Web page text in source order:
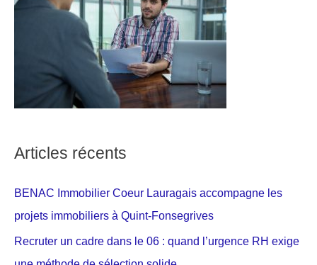
Articles récents
BENAC Immobilier Coeur Lauragais accompagne les
projets immobiliers à Quint-Fonsegrives
Recruter un cadre dans le 06 : quand l’urgence RH exige